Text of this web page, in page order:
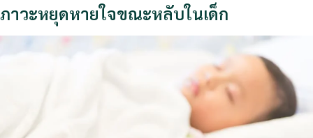
ภาวะหยุดหายใจขณะหลับในเด็ก